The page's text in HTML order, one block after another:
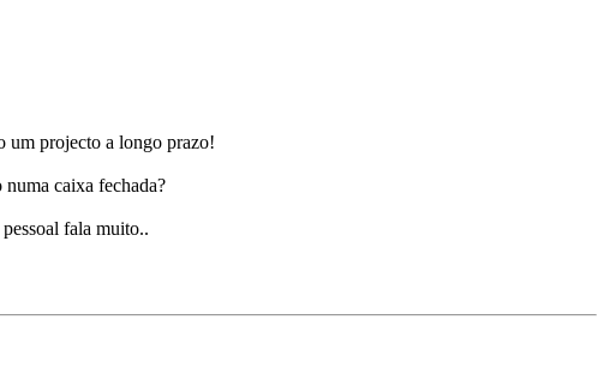
um projecto a longo prazo!
numa caixa fechada?
fala muito..